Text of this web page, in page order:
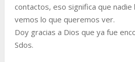
contactos, eso significa que nadie
vemos lo que queremos ver.
Doy gracias a Dios que ya fue
Sdos.